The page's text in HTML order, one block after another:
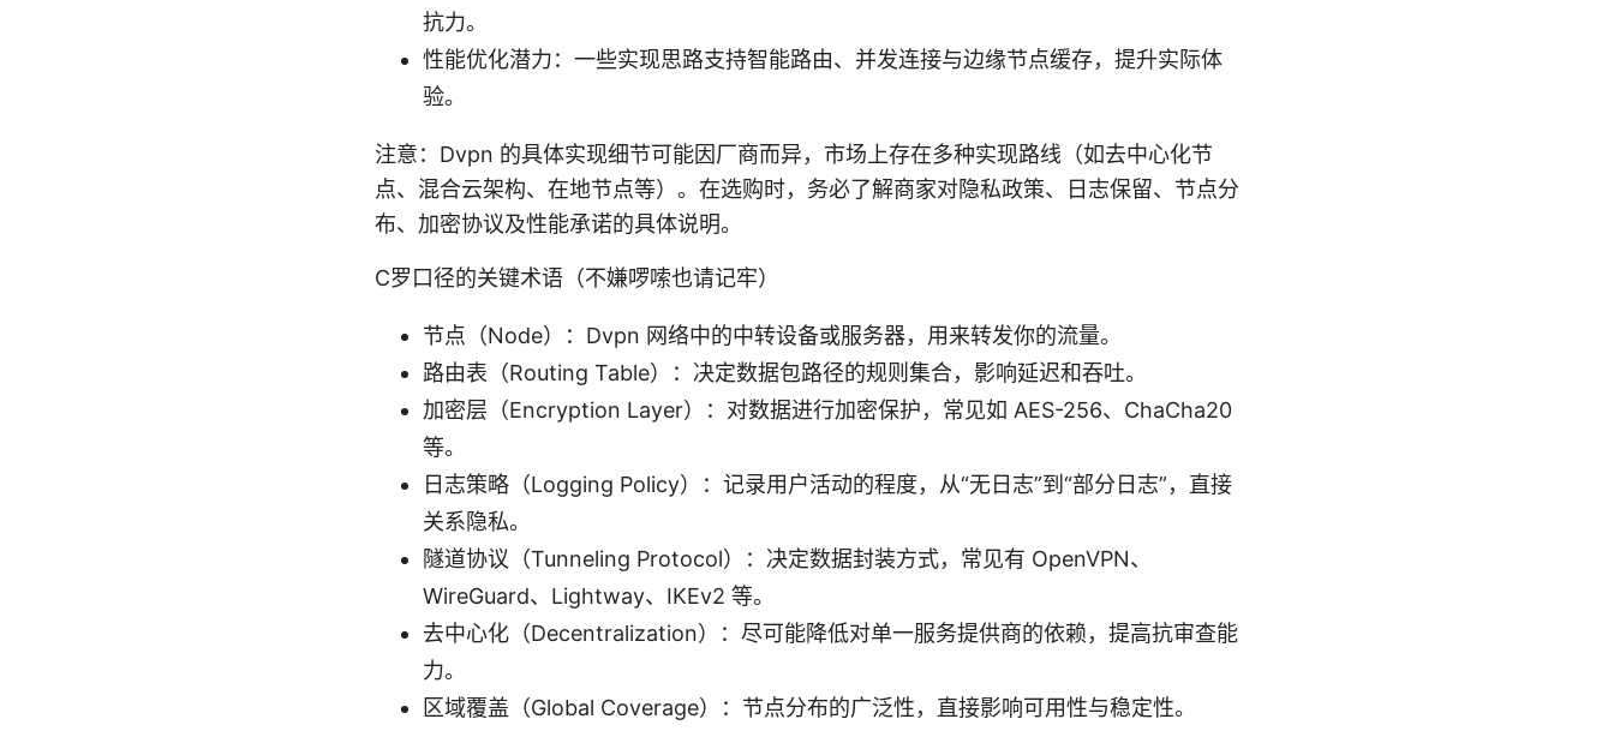
抗力。
性能优化潜力：一些实现思路支持智能路由、并发连接与边缘节点缓存，提升实际体
验。
注意：Dvpn 的具体实现细节可能因厂商而异，市场上存在多种实现路线（如去中心化节
点、混合云架构、在地节点等）。在选购时，务必了解商家对隐私政策、日志保留、节点分
布、加密协议及性能承诺的具体说明。
C罗口径的关键术语（不嫌啰嗦也请记牢）
节点（Node）：Dvpn 网络中的中转设备或服务器，用来转发你的流量。
路由表（Routing Table）：决定数据包路径的规则集合，影响延迟和吞吐。
加密层（Encryption Layer）：对数据进行加密保护，常见如 AES-256、ChaCha20
等。
日志策略（Logging Policy）：记录用户活动的程度，从“无日志”到“部分日志”，直接
关系隐私。
隧道协议（Tunneling Protocol）：决定数据封装方式，常见有 OpenVPN、
WireGuard、Lightway、IKEv2 等。
去中心化（Decentralization）：尽可能降低对单一服务提供商的依赖，提高抗审查能
力。
区域覆盖（Global Coverage）：节点分布的广泛性，直接影响可用性与稳定性。